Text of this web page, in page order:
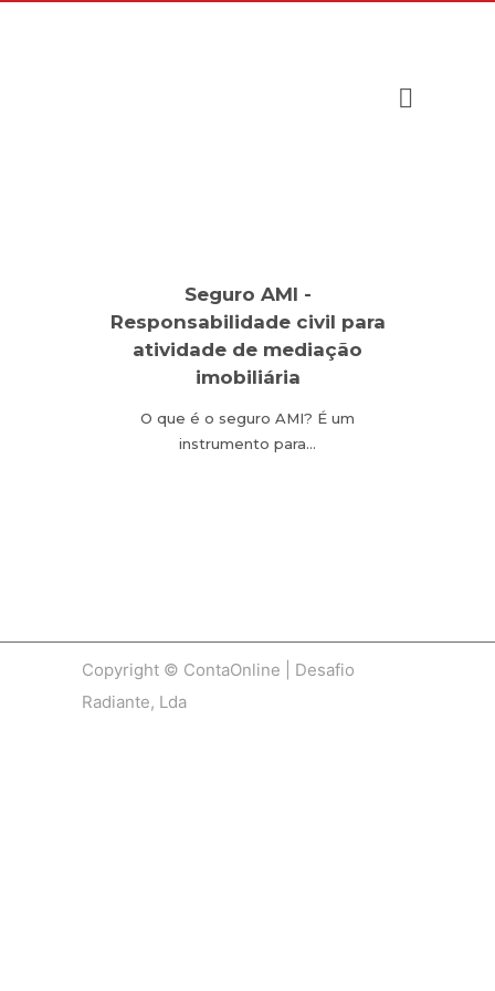
Seguro AMI -
Responsabilidade civil para
atividade de mediação
imobiliária
O que é o seguro AMI? É um
instrumento para…
Copyright © ContaOnline | Desafio
Radiante, Lda